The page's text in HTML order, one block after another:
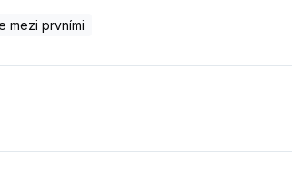
mezi prvními